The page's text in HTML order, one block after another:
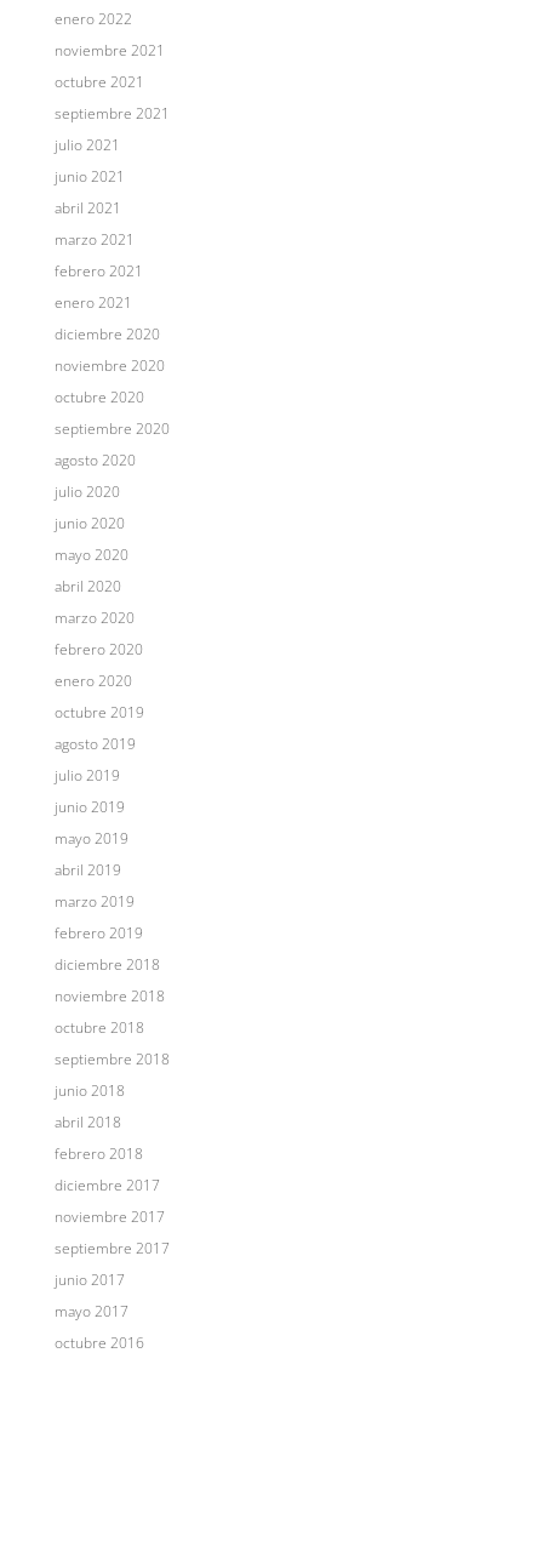
enero 2022
noviembre 2021
octubre 2021
septiembre 2021
julio 2021
junio 2021
abril 2021
marzo 2021
febrero 2021
enero 2021
diciembre 2020
noviembre 2020
octubre 2020
septiembre 2020
agosto 2020
julio 2020
junio 2020
mayo 2020
abril 2020
marzo 2020
febrero 2020
enero 2020
octubre 2019
agosto 2019
julio 2019
junio 2019
mayo 2019
abril 2019
marzo 2019
febrero 2019
diciembre 2018
noviembre 2018
octubre 2018
septiembre 2018
junio 2018
abril 2018
febrero 2018
diciembre 2017
noviembre 2017
septiembre 2017
junio 2017
mayo 2017
octubre 2016